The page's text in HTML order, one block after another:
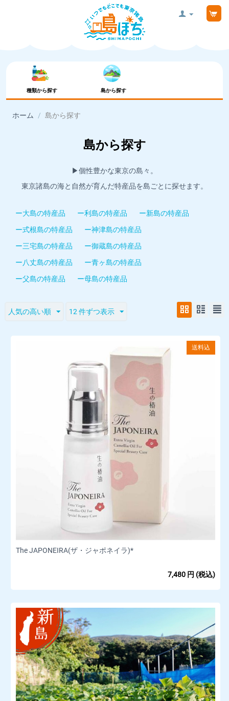
種類から探す 島から探す
ホーム / 島から探す
島から探す
▶︎個性豊かな東京の島々。
東京諸島の海と自然が育んだ特産品を島ごとに探せます。
ー大島の特産品 ー利島の特産品
ー新島の特産品
ー式根島の特産品
ー神津島の特産品
ー三宅島の特産品
ー御蔵島の特産品
ー八丈島の特産品
ー青ヶ島の特産品
ー父島の特産品
ー母島の特産品
人気の高い順 12 件ずつ表示
送料込
The JAPONEIRA(ザ・ジャポネイラ)*
7,480 円 (税込)